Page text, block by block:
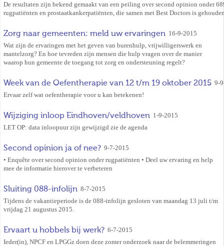
De resultaten zijn bekend gemaakt van een peiling over second opinion onder
rugpatiënten en prostaatkankerpatiënten, die samen met Best Doctors is
Zorg naar gemeenten: meld uw ervaringen 16-9-2015
Wat zijn de ervaringen met het geven van burenhulp, vrijwilligerswerk en
mantelzorg? En hoe tevreden zijn mensen die hulp vragen over de manier
waarop hun gemeente de toegang tot zorg en ondersteuning regelt?
Week van de Oefentherapie van 12 t/m 19 oktober 2015 9-
Ervaar zelf wat oefentherapie voor u kan betekenen!
Wijziging inloop Eindhoven/veldhoven 1-9-2015
LET OP: data inloopuur zijn gewijzigd zie de agenda
Second opinion ja of nee? 9-7-2015
• Enquête over second opinion onder rugpatiënten • Deel uw ervaring en help
mee de informatie hierover te verbeteren
Sluiting 088-infolijn 8-7-2015
Tijdens de vakantieperiode is de 088-infolijn gesloten van maandag 13 juli t/m
vrijdag 21 augustus 2015.
Ervaart u hobbels bij werk? 6-7-2015
Ieder(in), NPCF en LPGGz doen deze zomer onderzoek naar de belemmeringen